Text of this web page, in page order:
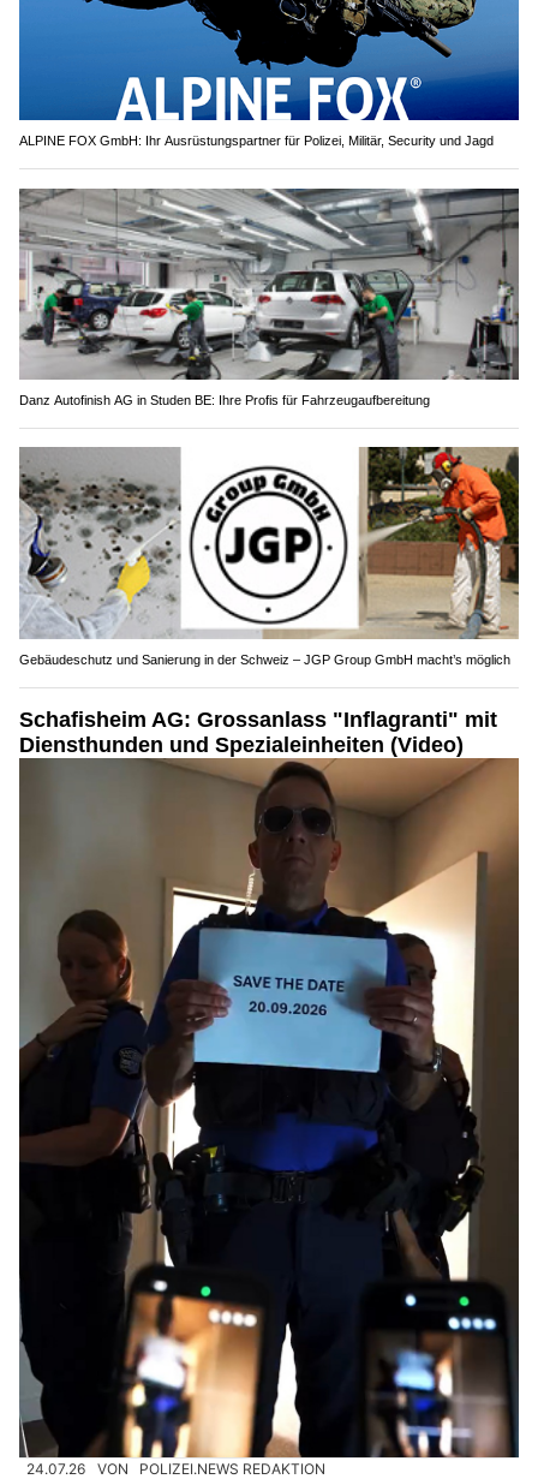
ALPINE FOX GmbH: Ihr Ausrüstungspartner für Polizei, Militär, Security und Jagd
Danz Autofinish AG in Studen BE: Ihre Profis für Fahrzeugaufbereitung
Gebäudeschutz und Sanierung in der Schweiz – JGP Group GmbH macht’s möglich
Schafisheim AG: Grossanlass "Inflagranti" mit
Diensthunden und Spezialeinheiten (Video)
24.07.26 VON POLIZEI.NEWS REDAKTION